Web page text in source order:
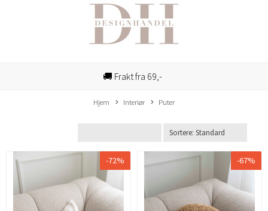
🚚 Frakt fra 69,-
Hjem Interiør Puter
-72% -67%